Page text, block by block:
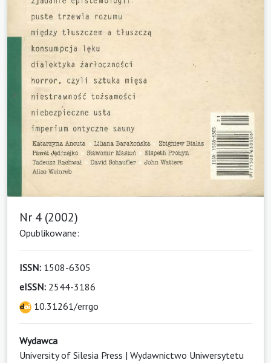
Nr 4 (2002)
Opublikowane:
ISSN: 1508-6305
eISSN: 2544-3186
10.31261/errgo
Wydawca
University of Silesia Press | Wydawnictwo Uniwersytetu